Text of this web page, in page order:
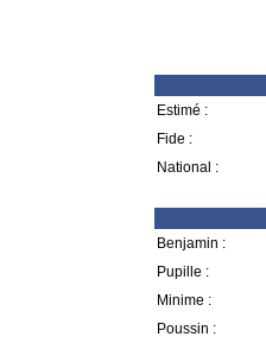
Estimé :
Fide :
National :
Benjamin :
Pupille :
Minime :
Poussin :